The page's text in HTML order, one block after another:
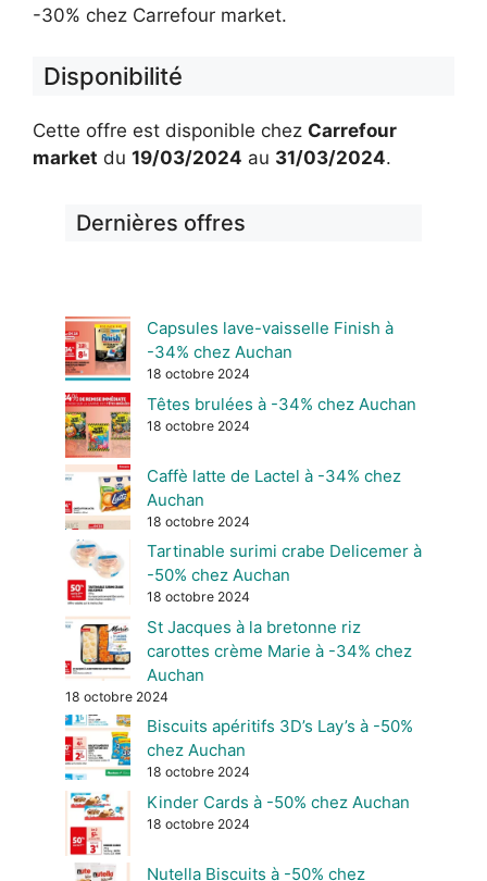
-30% chez Carrefour market.
Disponibilité
Cette offre est disponible chez Carrefour
market du 19/03/2024 au 31/03/2024.
Dernières offres
Capsules lave-vaisselle Finish à
-34% chez Auchan
18 octobre 2024
Têtes brulées à -34% chez Auchan
18 octobre 2024
Caffè latte de Lactel à -34% chez
Auchan
18 octobre 2024
Tartinable surimi crabe Delicemer à
-50% chez Auchan
18 octobre 2024
St Jacques à la bretonne riz
carottes crème Marie à -34% chez
Auchan
18 octobre 2024
Biscuits apéritifs 3D’s Lay’s à -50%
chez Auchan
18 octobre 2024
Kinder Cards à -50% chez Auchan
18 octobre 2024
Nutella Biscuits à -50% chez